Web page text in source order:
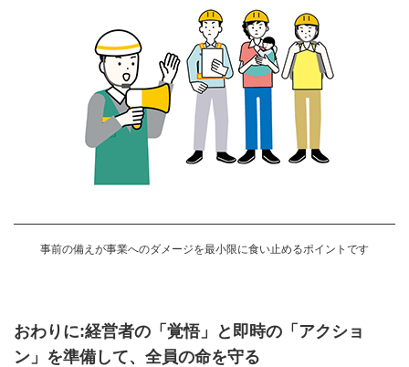
事前の備えが事業へのダメージを最小限に食い止めるポイントです
おわりに:経営者の「覚悟」と即時の「アクショ
ン」を準備して、全員の命を守る